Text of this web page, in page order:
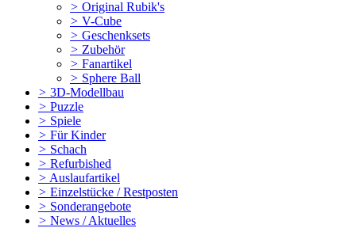
> Original Rubik's
> V-Cube
> Geschenksets
> Zubehör
> Fanartikel
> Sphere Ball
> 3D-Modellbau
> Puzzle
> Spiele
> Für Kinder
> Schach
> Refurbished
> Auslaufartikel
> Einzelstücke / Restposten
> Sonderangebote
> News / Aktuelles